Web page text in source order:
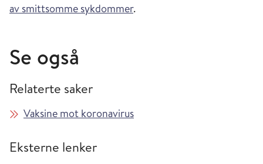
av smittsomme sykdommer.
Se også
Relaterte saker
Vaksine mot koronavirus
Eksterne lenker